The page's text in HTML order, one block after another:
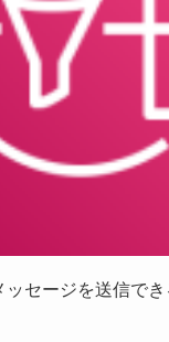
ッセージを送信で